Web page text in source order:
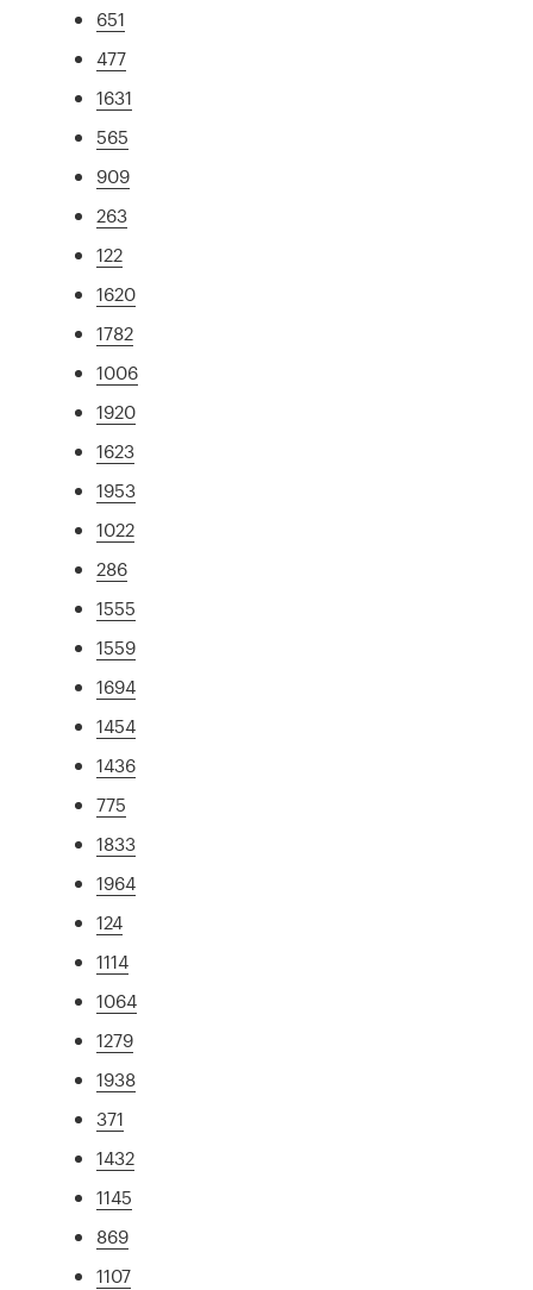
651
477
1631
565
909
263
122
1620
1782
1006
1920
1623
1953
1022
286
1555
1559
1694
1454
1436
775
1833
1964
124
1114
1064
1279
1938
371
1432
1145
869
1107